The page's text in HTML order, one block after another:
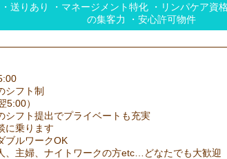
・送りあり ・マネージメント特化 ・リンパケア資
の集客力 ・安心許可物件
シフト制
5:00）
シフト提出でプライベートも充実
に乗ります
ブルワークOK
、主婦、ナイトワークの方etc…どなたでも大歓迎